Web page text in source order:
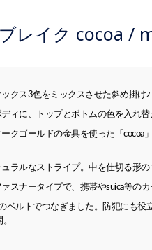
レイク cocoa /
クス3色をミックスさせた斜め掛け
ィに、トップとボトムの色を入れ替
クゴールドの金具を使った「cocoa
ラルなストライプ。中を仕切る形の
スナータイプで、携帯やsuica等の
ベルトでつなぎました。防犯にも役